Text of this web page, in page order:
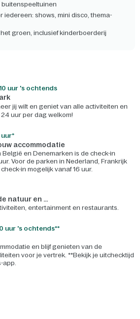
buitenspeeltuinen
iedereen: shows, mini disco, thema-
groen, inclusief kinderboerderij
uur 's ochtends
jij wilt en geniet van alle activiteiten en
uur per dag welkom!
uur*
accommodatie
België en Denemarken is de check-in
Voor de parken in Nederland, Frankrijk
in mogelijk vanaf 16 uur.
natuur en ...
entertainment en restaurants.
uur 's ochtends**
en blijf genieten van de
voor je vertrek. **Bekijk je uitchecktijd
app.